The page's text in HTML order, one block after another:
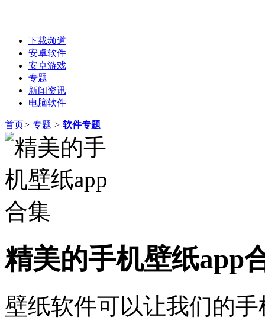
下载频道
安卓软件
安卓游戏
专题
新闻资讯
电脑软件
首页> 专题 > 软件专题
精美的手机壁纸app
壁纸软件可以让我们的